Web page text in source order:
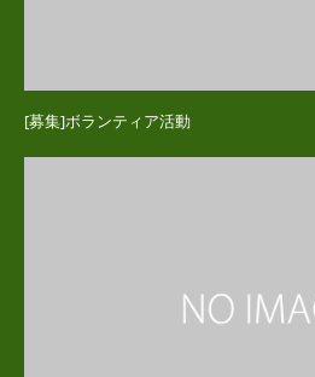
[募集]ボランティア活動